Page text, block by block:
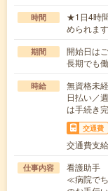
時間
★1日4時
められま
期間
開始日は
長期でも
時給
無資格未
日払い／
は手続き
交通費
交通費支
仕事内容
看護助手
≪病院で